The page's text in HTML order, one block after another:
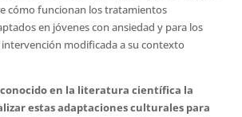
cómo funcionan los tratamientos
en jóvenes con ansiedad y para los
intervención modificada a su contexto
en la literatura científica la
estas adaptaciones culturales para